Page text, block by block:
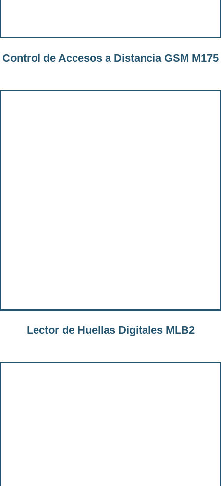
Control de Accesos a Distancia GSM M175
Lector de Huellas Digitales MLB2